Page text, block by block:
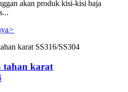
akan produk kisi-kisi baja
>
tahan karat